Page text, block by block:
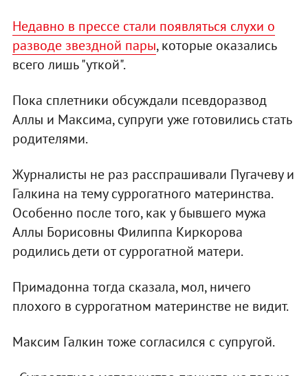
Недавно в прессе стали появляться слухи о
разводе звездной пары, которые оказались
всего лишь "уткой".
Пока сплетники обсуждали псевдоразвод
Аллы и Максима, супруги уже готовились стать
родителями.
Журналисты не раз расспрашивали Пугачеву и
Галкина на тему суррогатного материнства.
Особенно после того, как у бывшего мужа
Аллы Борисовны Филиппа Киркорова
родились дети от суррогатной матери.
Примадонна тогда сказала, мол, ничего
плохого в суррогатном материнстве не видит.
Максим Галкин тоже согласился с супругой.